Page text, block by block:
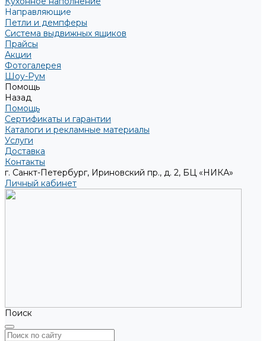
Направляющие
Петли и демпферы
Система выдвижных ящиков
Прайсы
Акции
Фотогалерея
Шоу-Рум
Помощь
Назад
Помощь
Сертификаты и гарантии
Каталоги и рекламные материалы
Услуги
Доставка
Контакты
г. Санкт-Петербург, Ириновский пр., д. 2, БЦ «НИКА»
Личный кабинет
Поиск